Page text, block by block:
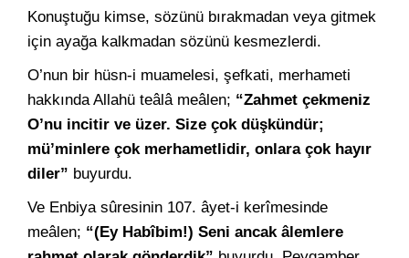
Konuştuğu kimse, sözünü bırakmadan veya gitmek
için ayağa kalkmadan sözünü kesmezlerdi.
O’nun bir hüsn-i muamelesi, şefkati, merhameti
hakkında Allahü teâlâ meâlen; “Zahmet çekmeniz
O’nu incitir ve üzer. Size çok düşkündür;
mü’minlere çok merhametlidir, onlara çok hayır
diler” buyurdu.
Ve Enbiya sûresinin 107. âyet-i kerîmesinde
meâlen; “(Ey Habîbim!) Seni ancak âlemlere